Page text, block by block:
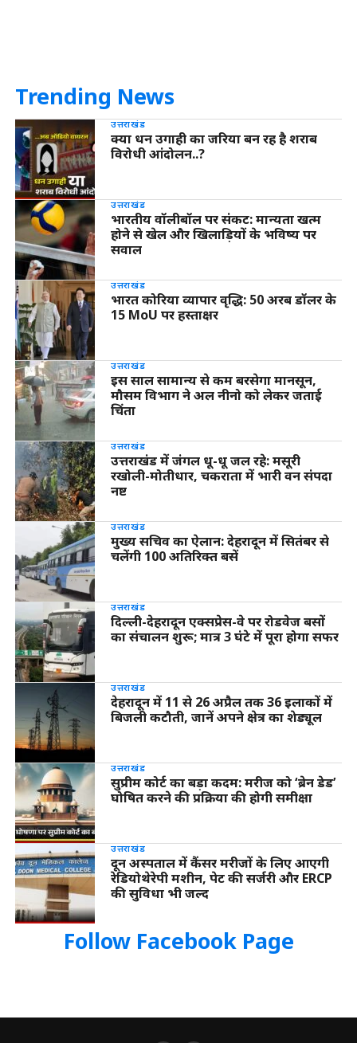
Trending News
उत्तराखंड
क्या धन उगाही का जरिया बन रह है शराब
विरोधी आंदोलन..?
उत्तराखंड
भारतीय वॉलीबॉल पर संकट: मान्यता खत्म
होने से खेल और खिलाड़ियों के भविष्य पर
सवाल
उत्तराखंड
भारत कोरिया व्यापार वृद्धि: 50 अरब डॉलर के
15 MoU पर हस्ताक्षर
उत्तराखंड
इस साल सामान्य से कम बरसेगा मानसून,
मौसम विभाग ने अल नीनो को लेकर जताई
चिंता
उत्तराखंड
उत्तराखंड में जंगल धू-धू जल रहे: मसूरी
रखोली-मोतीधार, चकराता में भारी वन संपदा
नष्ट
उत्तराखंड
मुख्य सचिव का ऐलान: देहरादून में सितंबर से
चलेंगी 100 अतिरिक्त बसें
उत्तराखंड
दिल्ली-देहरादून एक्सप्रेस-वे पर रोडवेज बसों
का संचालन शुरू; मात्र 3 घंटे में पूरा होगा सफर
उत्तराखंड
देहरादून में 11 से 26 अप्रैल तक 36 इलाकों में
बिजली कटौती, जानें अपने क्षेत्र का शेड्यूल
उत्तराखंड
सुप्रीम कोर्ट का बड़ा कदम: मरीज को ‘ब्रेन डेड’
घोषित करने की प्रक्रिया की होगी समीक्षा
उत्तराखंड
दून अस्पताल में कैंसर मरीजों के लिए आएगी
रेडियोथेरेपी मशीन, पेट की सर्जरी और ERCP
की सुविधा भी जल्द
Follow Facebook Page